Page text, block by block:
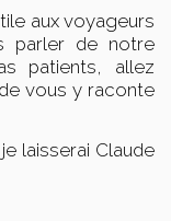
aux voyageurs
parler de notre
patients, allez
vous y raconte
laisserai Claude